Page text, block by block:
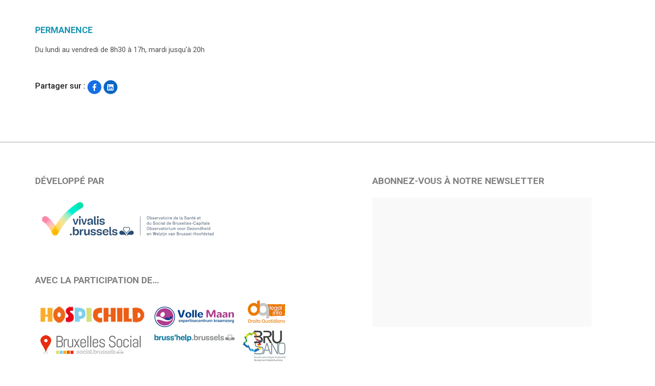
PERMANENCE
Du lundi au vendredi de 8h30 à 17h, mardi jusqu'à 20h
Partager sur :
DÉVELOPPÉ PAR
AVEC LA PARTICIPATION DE…
ABONNEZ-VOUS À NOTRE NEWSLETTER